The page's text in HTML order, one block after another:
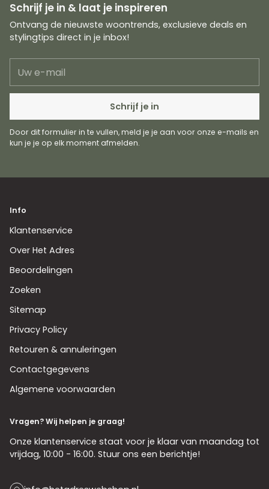
Schrijf je in & laat je inspireren
Ontvang de nieuwste woontrends, exclusieve deals en
stylingtips direct in je inbox!
e-
mail
Schrijf je in
Door dit formulier in te vullen, meld je je aan voor onze e-mails en
kun je je op elk moment afmelden.
Info
Klantenservice
Over Het Adres
Beoordelingen
Zoeken
Sitemap
Privacy Policy
Retouren & annuleringen
Contactgegevens
Algemene voorwaarden
Vragen? Wij helpen je graag!
Onze klantenservice staat voor je klaar van maandag tot
vrijdag, 10:00 - 16:00. Stuur ons een berichtje!